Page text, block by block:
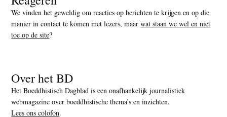
We vinden het geweldig om reacties op berichten te krijgen en op die
manier in contact te komen met lezers, maarwat staan we wel en niet
toe op de site?
Over het BD
Het Boeddhistisch Dagblad is een onafhankelijk journalistiek
webmagazine over boeddhistische thema’s en inzichten.
Lees ons colofon.